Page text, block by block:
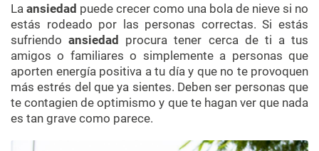
La ansiedad puede crecer como una bola de nieve si no
estás rodeado por las personas correctas. Si estás
sufriendoansiedad procura tener cerca de ti a tus
amigos o familiares o simplemente a personas que
aporten energía positiva a tu día y que no te provoquen
más estrés del que ya sientes. Deben ser personas que
te contagien de optimismo y que te hagan ver que nada
es tan grave como parece.